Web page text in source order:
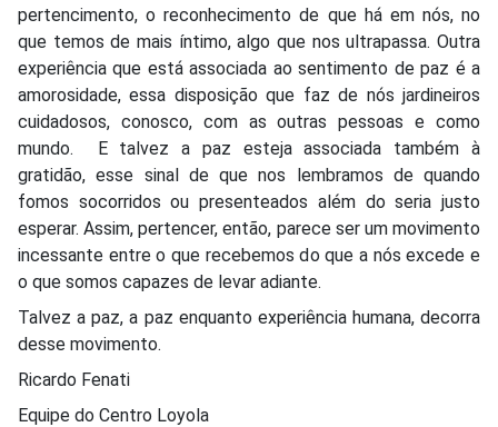
pertencimento, o reconhecimento de que há em nós, no
que temos de mais íntimo, algo que nos ultrapassa. Outra
experiência que está associada ao sentimento de paz é a
amorosidade, essa disposição que faz de nós jardineiros
cuidadosos, conosco, com as outras pessoas e como
mundo. E talvez a paz esteja associada também à
gratidão, esse sinal de que nos lembramos de quando
fomos socorridos ou presenteados além do seria justo
esperar. Assim, pertencer, então, parece ser um movimento
incessante entre o que recebemos do que a nós excede e
o que somos capazes de levar adiante.
Talvez a paz, a paz enquanto experiência humana, decorra
desse movimento.
Ricardo Fenati
Equipe do Centro Loyola